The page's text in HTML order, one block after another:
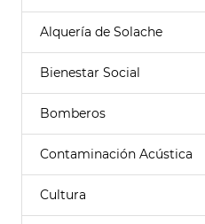
Alquería de Solache
Bienestar Social
Bomberos
Contaminación Acústica
Cultura